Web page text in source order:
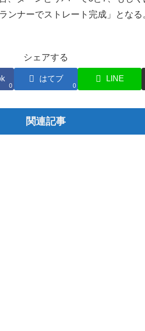
ンナーでストレート完成」となる
シェアする
0
はてブ
0
LINE
関連記事